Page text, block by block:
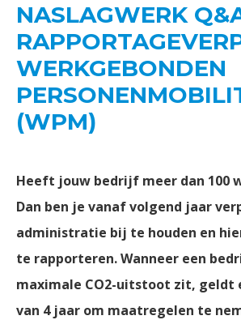
NASLAGWERK
WERKGEBONDEN
(WPM)
Heeft jouw bedrijf meer dan 100
Dan ben je vanaf volgend jaar
administratie bij te houden en
te rapporteren. Wanneer een
maximale CO2-uitstoot zit, geldt
van 4 jaar om maatregelen te